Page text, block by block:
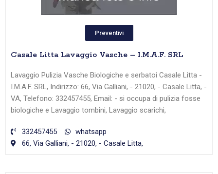
Preventivi
Casale Litta Lavaggio Vasche – I.M.A.F. SRL
Lavaggio Pulizia Vasche Biologiche e serbatoi Casale Litta -
I.M.A.F. SRL, Indirizzo: 66, Via Galliani, - 21020, - Casale Litta, -
VA, Telefono: 332457455, Email: - si occupa di pulizia fosse
biologiche e Lavaggio tombini, Lavaggio scarichi,
332457455
whatsapp
66, Via Galliani, - 21020, - Casale Litta,